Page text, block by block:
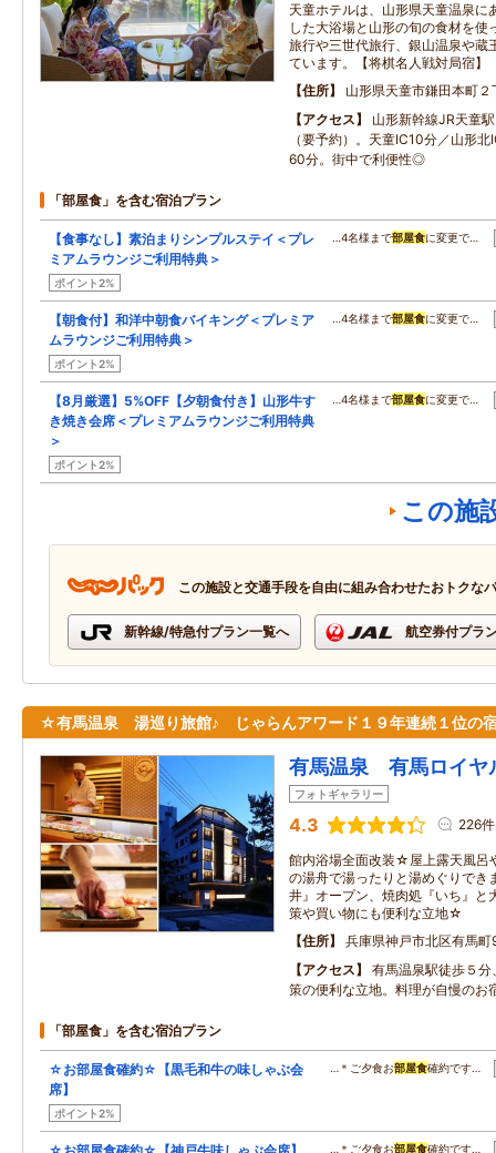
天童ホテルは、山形県天童温泉に
した大浴場と山形の旬の食材を使
旅行や三世代旅行、銀山温泉や蔵
ています。【将棋名人戦対局宿】
住所
山形県天童市鎌田本町
アクセス
山形新幹線JR天童
（要予約）。天童IC10分／山形
60分。街中で利便性◎
「部屋食」を含む宿泊プラン
【食事なし】素泊まりシンプルステイ＜プレ
ミアムラウンジご利用特典＞
ポイント2%
…4名様まで部屋食に変更で…
【朝食付】和洋中朝食バイキング＜プレミア
ムラウンジご利用特典＞
ポイント2%
…4名様まで部屋食に変更で…
【8月厳選】5%OFF【夕朝食付き】山形牛す
き焼き会席＜プレミアムラウンジご利用特典
＞
ポイント2%
…4名様まで部屋食に変更で…
この施
この施設と交通手段を自由に組み合わせたおトクな
新幹線/特急付プラン一覧へ 航空券付プラ
☆有馬温泉 湯巡り旅館♪ じゃらんアワード１９年連続１位の
有馬温泉 有馬ロイヤ
フォトギャラリー
4.3 226件
館内浴場全面改装☆屋上露天風呂
の湯舟で湯ったりと湯めぐりでき
井』オープン、焼肉処『いち』と
策や買い物にも便利な立地☆
住所
兵庫県神戸市北区有馬町
アクセス
有馬温泉駅徒歩５
策の便利な立地。料理が自慢の
「部屋食」を含む宿泊プラン
☆お部屋食確約☆【黒毛和牛の味しゃぶ会
席】
ポイント2%
…＊ご夕食お部屋食確約です…
…＊ご夕食お部屋食確約です…